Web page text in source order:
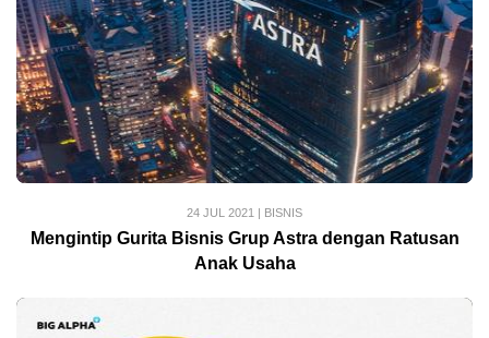
24 JUL 2021 | BISNIS
Mengintip Gurita Bisnis Grup Astra dengan Ratusan
Anak Usaha